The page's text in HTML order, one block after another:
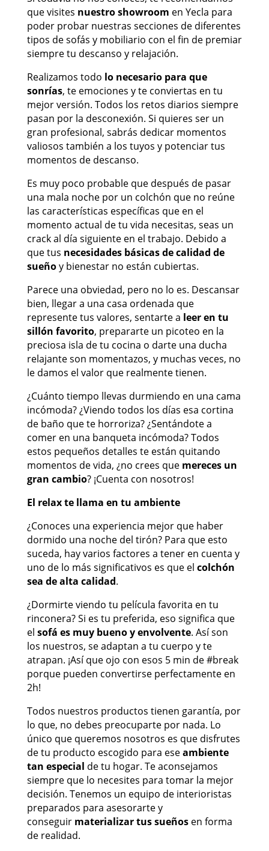
que visites nuestro showroom en Yecla para
poder probar nuestras secciones de diferentes
tipos de sofás y mobiliario con el fin de premiar
siempre tu descanso y relajación.
Realizamos todo lo necesario para que
sonrías, te emociones y te conviertas en tu
mejor versión. Todos los retos diarios siempre
pasan por la desconexión. Si quieres ser un
gran profesional, sabrás dedicar momentos
valiosos también a los tuyos y potenciar tus
momentos de descanso.
Es muy poco probable que después de pasar
una mala noche por un colchón que no reúne
las características específicas que en el
momento actual de tu vida necesitas, seas un
crack al día siguiente en el trabajo. Debido a
que tus necesidades básicas de calidad de
sueñoy bienestar no están cubiertas.
Parece una obviedad, pero no lo es. Descansar
bien, llegar a una casa ordenada que
represente tus valores, sentarte a leer en tu
sillón favorito, prepararte un picoteo en la
preciosa isla de tu cocina o darte una ducha
relajante son momentazos, y muchas veces, no
le damos el valor que realmente tienen.
¿Cuánto tiempo llevas durmiendo en una cama
incómoda? ¿Viendo todos los días esa cortina
de baño que te horroriza? ¿Sentándote a
comer en una banqueta incómoda? Todos
estos pequeños detalles te están quitando
momentos de vida, ¿no crees que mereces un
gran cambio? ¡Cuenta con nosotros!
El relax te llama en tu ambiente
¿Conoces una experiencia mejor que haber
dormido una noche del tirón? Para que esto
suceda, hay varios factores a tener en cuenta y
uno de lo más significativos es que el colchón
sea de alta calidad.
¿Dormirte viendo tu película favorita en tu
rinconera? Si es tu preferida, eso significa que
el sofá es muy bueno y envolvente. Así son
los nuestros, se adaptan a tu cuerpo y te
atrapan. ¡Así que ojo con esos 5 min de #break
porque pueden convertirse perfectamente en
2h!
Todos nuestros productos tienen garantía, por
lo que, no debes preocuparte por nada. Lo
único que queremos nosotros es que disfrutes
de tu producto escogido para eseambiente
tan especial de tu hogar. Te aconsejamos
siempre que lo necesites para tomar la mejor
decisión. Tenemos un equipo de interioristas
preparados para asesorarte y
conseguir materializar tus sueñosen forma
de realidad.